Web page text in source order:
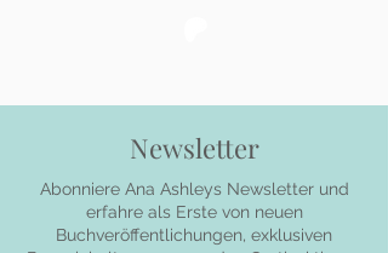
Newsletter
Abonniere Ana Ashleys Newsletter und
erfahre als Erste von neuen
Buchveröffentlichungen, exklusiven